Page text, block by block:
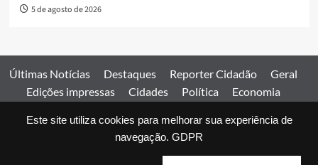
Este site utiliza cookies para melhorar sua experiência de
navegação. GDPR
5 de agosto de 2026
Últimas Notícias Destaques Reporter Cidadão
Geral
Edições impressas
Cidades Política
Economia
Comercial
Edições impressas Expediente Home